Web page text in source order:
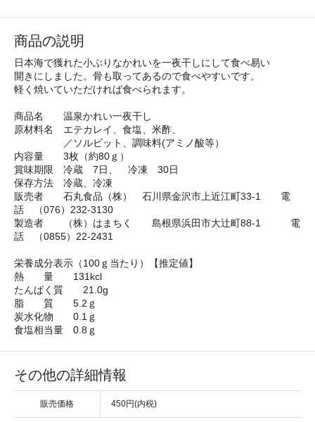
商品の説明
日本海で獲れた小ぶりなかれいを一夜干しにして食べ易い
開きにしました。骨も取ってあるので食べやすいです。
軽く焼いていただければ食べられます。
商品名 温泉かれい一夜干し
原材料名 エテカレイ、食塩、米酢、
／ソルビット、調味料(アミノ酸等）
内容量 3枚（約80ｇ）
賞味期限 冷蔵 7日、 冷凍 30日
保存方法 冷蔵、冷凍
販売者 石丸食品（株） 石川県金沢市上近江町33-1 電
話 （076）232-3130
製造者 （株）はまちく 島根県浜田市大辻町88-1 電
話 （0855）22-2431
栄養成分表示（100ｇ当たり）【推定値】
熱 量 131kcl
たんぱく質 21.0g
脂 質 5.2ｇ
炭水化物 0.1ｇ
食塩相当量 0.8ｇ
その他の詳細情報
販売価格 450円(内税)